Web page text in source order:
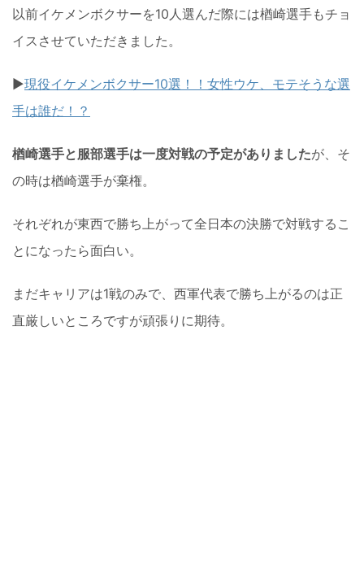
以前イケメンボクサーを10人選んだ際には楢崎選手もチョ
イスさせていただきました。
▶︎現役イケメンボクサー10選！！女性ウケ、モテそうな選
手は誰だ！？
楢崎選手と服部選手は一度対戦の予定がありましたが、そ
の時は楢崎選手が棄権。
それぞれが東西で勝ち上がって全日本の決勝で対戦するこ
とになったら面白い。
まだキャリアは1戦のみで、西軍代表で勝ち上がるのは正
直厳しいところですが頑張りに期待。